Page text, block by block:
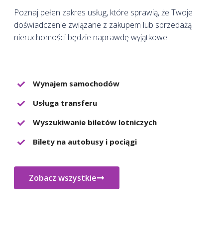
Poznaj pełen zakres usług, które sprawią, że Twoje
doświadczenie związane z zakupem lub sprzedażą
nieruchomości będzie naprawdę wyjątkowe.
Wynajem samochodów
Usługa transferu
Wyszukiwanie biletów lotniczych
Bilety na autobusy i pociągi
Zobacz wszystkie